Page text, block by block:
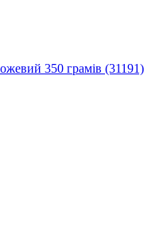
350 грамів (31191)